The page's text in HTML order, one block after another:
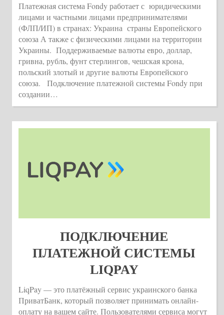
Платежная система Fondy работает с юридическими
лицами и частными лицами предпринимателями
(ФЛП/ИП) в странах: Украина страны Европейского
союза А также с физическими лицами на территории
Украины. Поддерживаемые валюты евро, доллар,
гривна, рубль, фунт стерлингов, чешская крона,
польский злотый и другие валюты Европейского
союза. Подключение платежной системы Fondy при
создании…
ПОДКЛЮЧЕНИЕ
ПЛАТЕЖНОЙ СИСТЕМЫ
LIQPAY
LiqPay — это платёжный сервис украинского банка
ПриватБанк, который позволяет принимать онлайн-
оплату на вашем сайте. Пользователями сервиса могут